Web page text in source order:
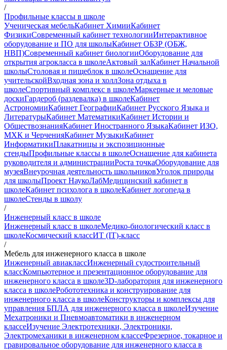
/
Профильные классы в школе
Ученическая мебельКабинет ХимииКабинет
ФизикиСовременный кабинет технологииИнтерактивное
оборудование и ПО для школыКабинет ОБЗР (ОБЖ,
НВП)Современный кабинет биологииОборудование для
открытия агрокласса в школеАктовый залКабинет Начальной
школыСтоловая и пищеблок в школеОснащение для
учительскойВходная зона и холлЗона отдыха в
школеСпортивный комплекс в школеМаркерные и меловые
доскиГардероб (раздевалка) в школеКабинет
АстрономииКабинет ГеографииКабинет Русского Языка и
ЛитературыКабинет МатематикиКабинет Истории и
ОбществознанияКабинет Иностранного ЯзыкаКабинет ИЗО,
МХК и ЧерченияКабинет МузыкиКабинет
ИнформатикиПлакатницы и экспозиционные
стендыПрофильные классы в школеОснащение для кабинета
руководителя и администрацииРоста точкаОборудование для
музеяВнеурочная деятельность школьниковУголок природы
для школыПроект НаукоЛабМедицинский кабинет в
школеКабинет психолога в школеКабинет логопеда в
школеСтенды в школу
/
Инженерный класс в школе
Инженерный класс в школеМедико-биологический класс в
школеКосмический классИТ (IT)-класс
/
Мебель для инженерного класса в школе
Инженерный авиаклассИнженерный судостроительный
классКомпьютерное и презентационное оборудование для
инженерного класса в школе3D-лаборатория для инженерного
класса в школеРобототехника и конструирование для
инженерного класса в школеКонструкторы и комплексы для
управления БПЛА для инженерного класса в школеИзучение
Мехатроники и Пневмоавтоматики в инженерном
классеИзучение Электротехники, Электроники,
Электромеханики в инженерном классеФрезерное, токарное и
гравировальное оборудование для инженерного класса в